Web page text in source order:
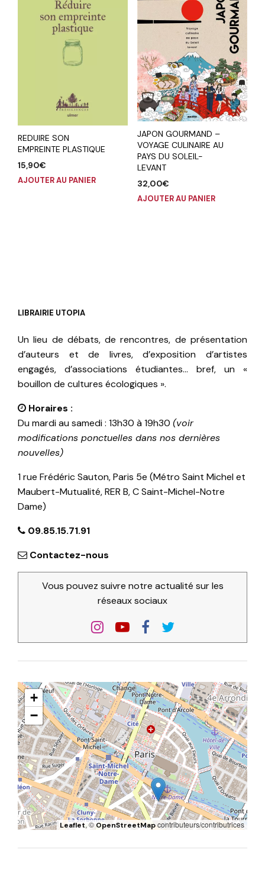
REDUIRE SON
EMPREINTE PLASTIQUE
15,90€
AJOUTER AU PANIER
JAPON GOURMAND –
VOYAGE CULINAIRE AU
PAYS DU SOLEIL-
LEVANT
32,00€
AJOUTER AU PANIER
LIBRAIRIE UTOPIA
Un lieu de débats, de rencontres, de présentation
d’auteurs et de livres, d’exposition d’artistes
engagés, d’associations étudiantes… bref, un «
bouillon de cultures écologiques ».
Horaires :
Du mardi au samedi : 13h30 à 19h30 (voir
modifications ponctuelles dans nos dernières
nouvelles)
1 rue Frédéric Sauton, Paris 5e (Métro Saint Michel et
Maubert-Mutualité, RER B, C Saint-Michel-Notre
Dame)
09.85.15.71.91
Contactez-nous
Vous pouvez suivre notre actualité sur les
réseaux sociaux
+
−
Leaflet, ©OpenStreetMapcontributeurs/contributrices